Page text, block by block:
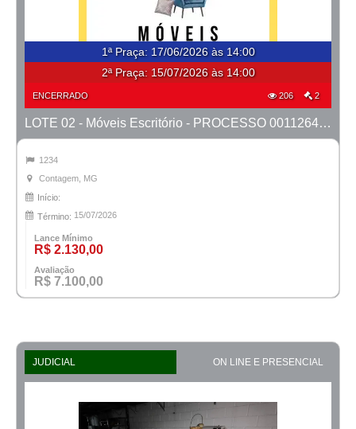
1ª Praça: 17/06/2026 às 14:00
2ª Praça: 15/07/2026 às 14:00
ENCERRADO 206 2
LOTE 02 - Móveis Escritório - PROCESSO 0011264-95.2023-6ª CONTAGEM
1234
Contagem, MG
Início:
Término: 15/07/2026
Lance Mínimo
R$ 2.130,00
Avaliação
R$ 7.100,00
JUDICIAL ON LINE E PRESENCIAL